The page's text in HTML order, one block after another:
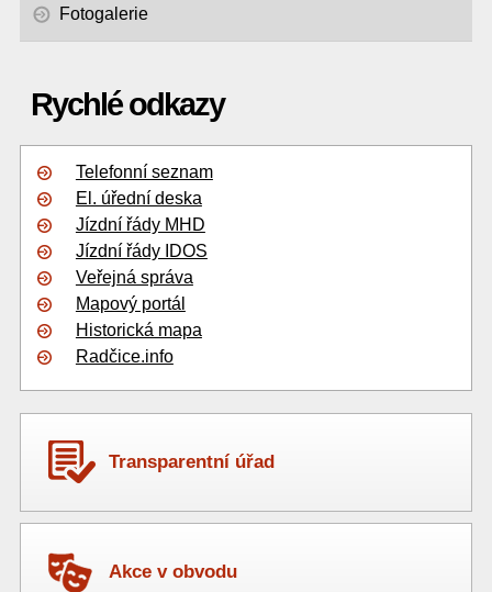
Fotogalerie
Rychlé odkazy
Telefonní seznam
El. úřední deska
Jízdní řády MHD
Jízdní řády IDOS
Veřejná správa
Mapový portál
Historická mapa
Radčice.info
Transparentní úřad
Akce v obvodu